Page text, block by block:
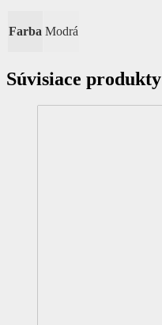
Farba Modrá
Súvisiace produkty